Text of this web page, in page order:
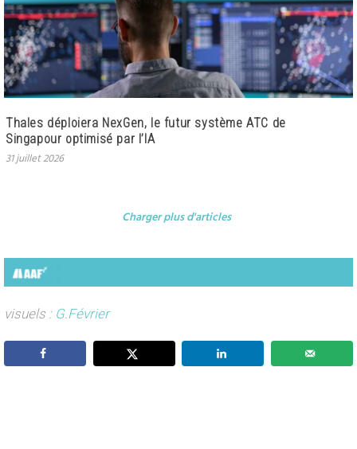
Thales déploiera NexGen, le futur système ATC de
Singapour optimisé par l’IA
31 juillet 2026
Charger plus d'articles
visuels : G.Février